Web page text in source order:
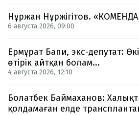
Нұржан Нұржігітов.
6 августа 2026, 09:00
Ермұрат Бапи, экс-депутат:
өтірік айтқан болам...
4 августа 2026, 12:10
Болатбек Баймаханов:
қолдамаған елде